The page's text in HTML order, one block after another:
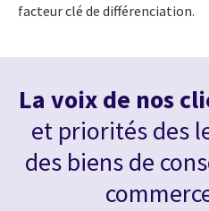
facteur clé de différenciation.
La voix de nos
et priorités des
des biens de